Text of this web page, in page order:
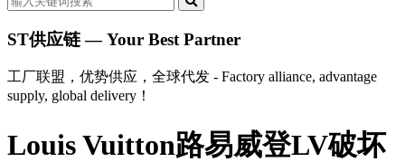
ST供应链 — Your Best Partner
工厂联盟，优势供应，全球代发 - Factory alliance, advantage
supply, global delivery！
Louis Vuitton路易威登LV破坏